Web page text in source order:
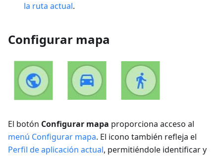
la ruta actual.
Configurar mapa
El botón Configurar mapa proporciona acceso al
menú Configurar mapa. El icono también refleja el
Perfil de aplicación actual, permitiéndole identificar y